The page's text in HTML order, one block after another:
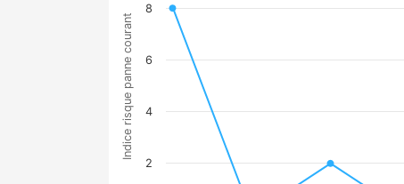
Indice risque panne courant
2
4
6
8